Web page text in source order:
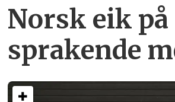
Norsk eik
sprakende